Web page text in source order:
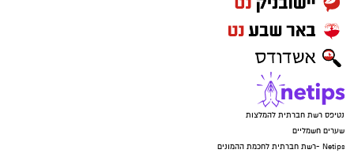
נטיפס רשת חברתית להמלצות
שערים חשמליים
Netips -רשת חברתית לחכמת ההמונים